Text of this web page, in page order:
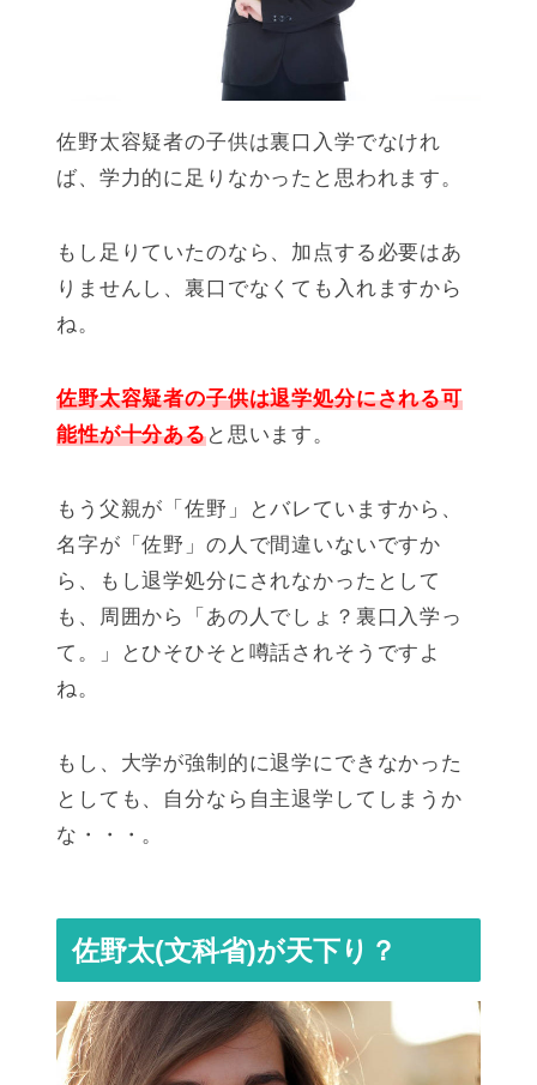
佐野太容疑者の子供は裏口入学でなけれ
ば、学力的に足りなかったと思われます。
もし足りていたのなら、加点する必要はあ
りませんし、裏口でなくても入れますから
ね。
佐野太容疑者の子供は退学処分にされる可
能性が十分あると思います。
もう父親が「佐野」とバレていますから、
名字が「佐野」の人で間違いないですか
ら、もし退学処分にされなかったとして
も、周囲から「あの人でしょ？裏口入学っ
て。」とひそひそと噂話されそうですよ
ね。
もし、大学が強制的に退学にできなかった
としても、自分なら自主退学してしまうか
な・・・。
佐野太(文科省)が天下り？